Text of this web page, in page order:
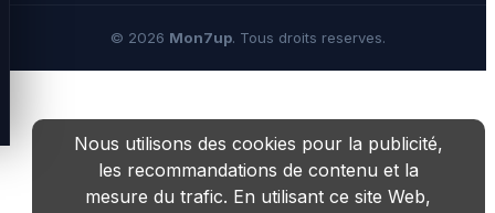
Nous utilisons des cookies pour la publicité,
les recommandations de contenu et la
mesure du trafic. En utilisant ce site Web,
© 2026 Mon7up. Tous droits reserves.